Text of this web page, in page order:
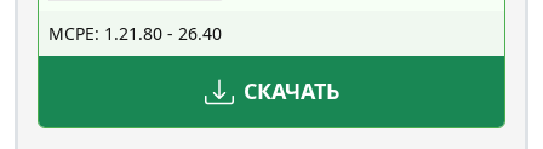
MCPE: 1.21.80 - 26.40
СКАЧАТЬ